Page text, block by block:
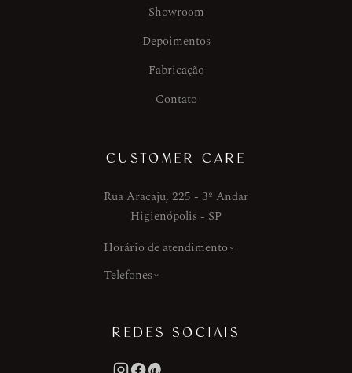
Showroom
Depoimentos
Fabricação
Contato
CUSTOMER CARE
Rua Aracaju, 225 - 3º Andar
Higienópolis - SP
Horário de atendimento
Telefones
REDES SOCIAIS